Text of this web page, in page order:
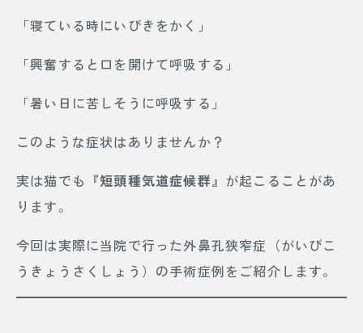
「寝ている時にいびきをかく」
「興奮すると口を開けて呼吸する」
「暑い日に苦しそうに呼吸する」
このような症状はありませんか？
実は猫でも 『短頭種気道症候群』 が起こることがあ
ります。
今回は実際に当院で行った外鼻孔狭窄症（がいびこ
うきょうさくしょう）の手術症例をご紹介します。